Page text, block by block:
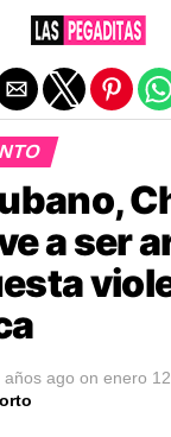
a ser
años ago on enero
de la versión